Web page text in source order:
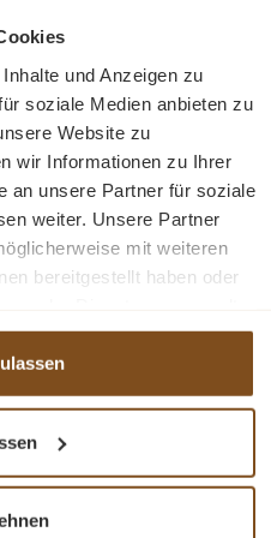
und Anzeigen zu
soziale Medien anbieten zu
Website zu
wir Informationen zu Ihrer
an unsere Partner für soziale
weiter. Unsere Partner
mit weiteren
bereitgestellt haben oder
Breite: 210 cm, Tiefe:
Anrichte Patou
Sideboard"
der Schränke aus
Farbe auf beigen Beinen.